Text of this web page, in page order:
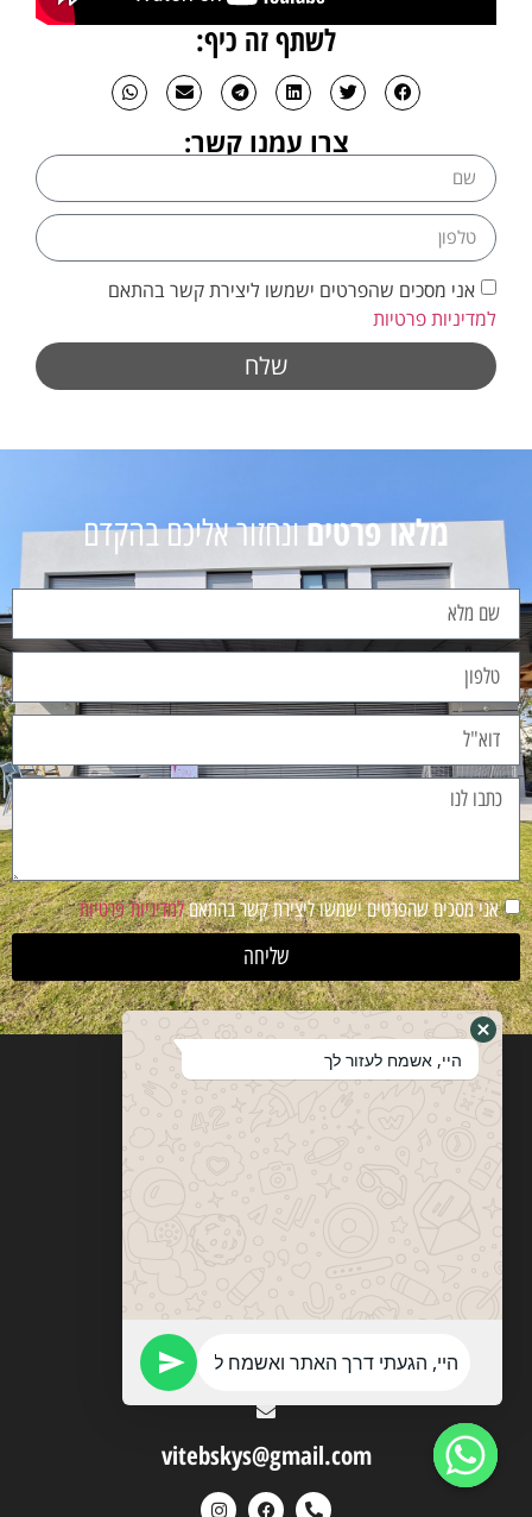
לשתף זה כיף:
צרו עמנו קשר:
אני מסכים שהפרטים ישמשו ליצירת קשר בהתאם
למדיניות פרטיות
שלח
מלאו פרטיםונחזור אליכם בהקדם
אני מסכים שהפרטים ישמשו ליצירת קשר בהתאםלמדיניות פרטיות
שליחה
053-774-0201
vitebskys@gmail.com
היי, אשמח לעזור לך